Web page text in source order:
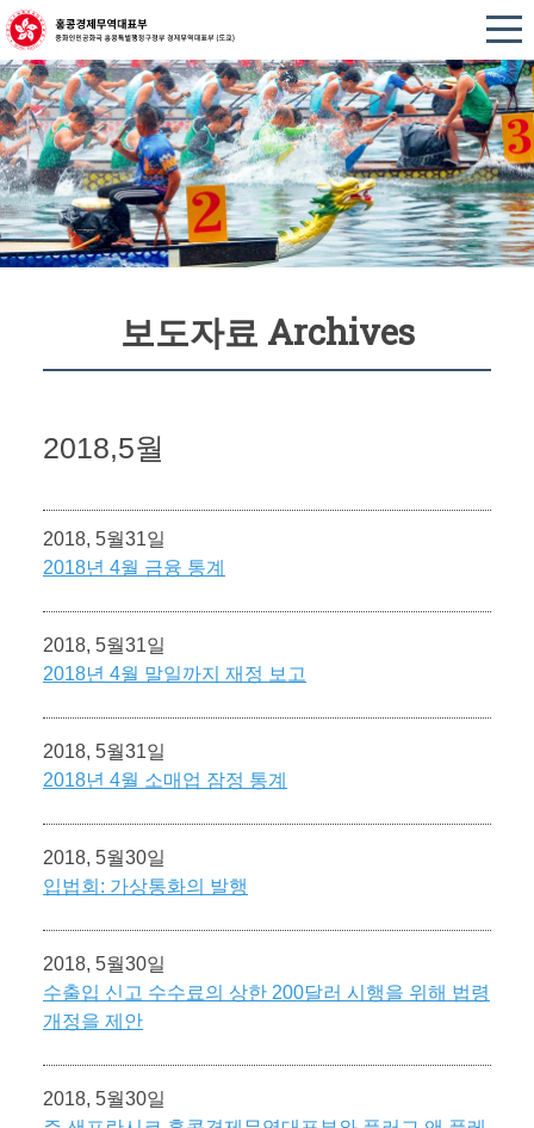
보도자료 Archives
2018,5월
2018, 5월31일
2018년 4월 금융 통계
2018, 5월31일
2018년 4월 말일까지 재정 보고
2018, 5월31일
2018년 4월 소매업 잠정 통계
2018, 5월30일
입법회: 가상통화의 발행
2018, 5월30일
수출입 신고 수수료의 상한 200달러 시행을 위해 법령
개정을 제안
2018, 5월30일